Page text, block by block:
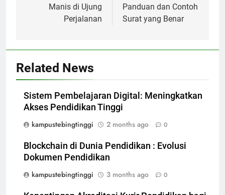
Manis di Ujung
Perjalanan
Panduan dan Contoh
Surat yang Benar
Related News
Sistem Pembelajaran Digital: Meningkatkan
Akses Pendidikan Tinggi
kampustebingtinggi
2 months ago 0
Blockchain di Dunia Pendidikan : Evolusi
Dokumen Pendidikan
kampustebingtinggi
3 months ago 0